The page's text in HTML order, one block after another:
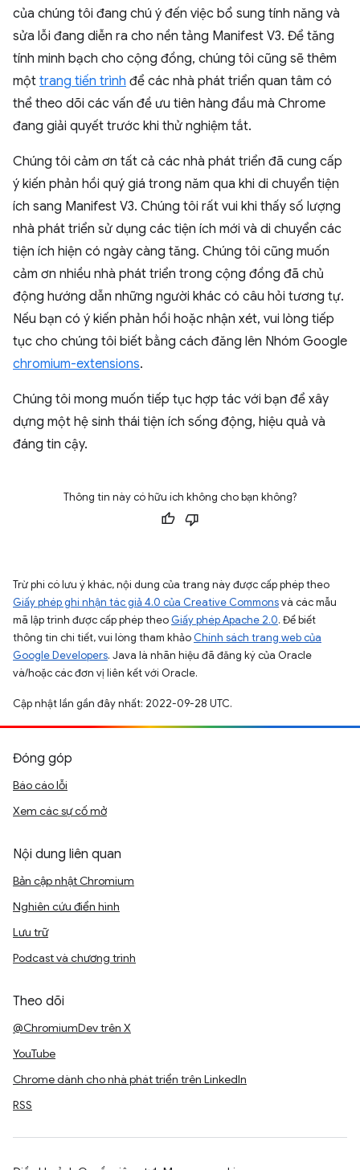
của chúng tôi đang chú ý đến việc bổ sung tính năng và
sửa lỗi đang diễn ra cho nền tảng Manifest V3. Để tăng
tính minh bạch cho cộng đồng, chúng tôi cũng sẽ thêm
một trang tiến trình để các nhà phát triển quan tâm có
thể theo dõi các vấn đề ưu tiên hàng đầu mà Chrome
đang giải quyết trước khi thử nghiệm tắt.
Chúng tôi cảm ơn tất cả các nhà phát triển đã cung cấp
ý kiến phản hồi quý giá trong năm qua khi di chuyển tiện
ích sang Manifest V3. Chúng tôi rất vui khi thấy số lượng
nhà phát triển sử dụng các tiện ích mới và di chuyển các
tiện ích hiện có ngày càng tăng. Chúng tôi cũng muốn
cảm ơn nhiều nhà phát triển trong cộng đồng đã chủ
động hướng dẫn những người khác có câu hỏi tương tự.
Nếu bạn có ý kiến phản hồi hoặc nhận xét, vui lòng tiếp
tục cho chúng tôi biết bằng cách đăng lên Nhóm Google
chromium-extensions.
Chúng tôi mong muốn tiếp tục hợp tác với bạn để xây
dựng một hệ sinh thái tiện ích sống động, hiệu quả và
đáng tin cậy.
Thông tin này có hữu ích không cho bạn không?
Trừ phi có lưu ý khác, nội dung của trang này được cấp phép theo
Giấy phép ghi nhận tác giả 4.0 của Creative Commonsvà các mẫu
mã lập trình được cấp phép theo Giấy phép Apache 2.0. Để biết
thông tin chi tiết, vui lòng tham khảo Chính sách trang web của
Google Developers. Java là nhãn hiệu đã đăng ký của Oracle
và/hoặc các đơn vị liên kết với Oracle.
Cập nhật lần gần đây nhất: 2022-09-28 UTC.
Đóng góp
Báo cáo lỗi
Xem các sự cố mở
Nội dung liên quan
Bản cập nhật Chromium
Nghiên cứu điển hình
Lưu trữ
Podcast và chương trình
Theo dõi
@ChromiumDev trên X
YouTube
Chrome dành cho nhà phát triển trên LinkedIn
RSS